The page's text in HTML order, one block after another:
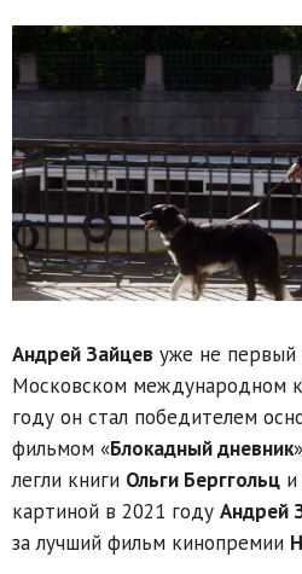
Андрей Зайцев уже не первый
Московском международном
году он стал победителем
фильмом «Блокадный дневник
легли книги Ольги Берггольц и
картиной в 2021 году Андрей
за лучший фильм кинопремии